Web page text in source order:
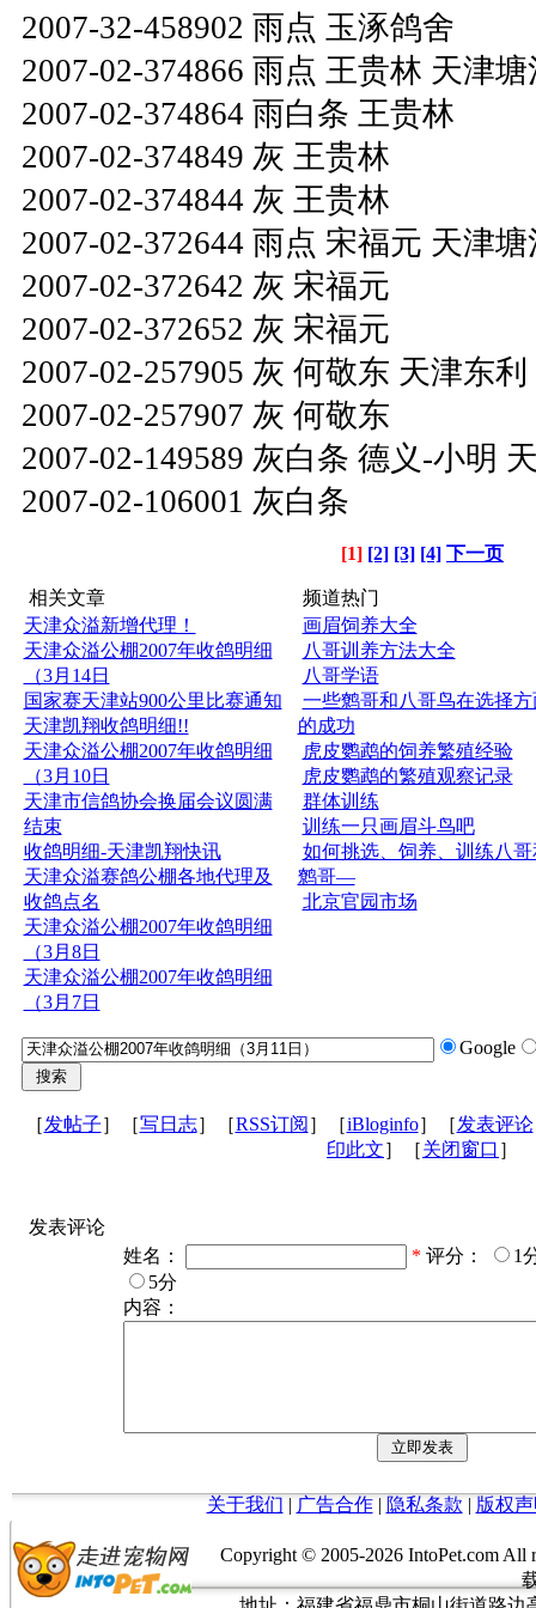
2007-32-458902 雨点 玉涿鸽舍
2007-02-374866 雨点 王贵林 天津塘
2007-02-374864 雨白条 王贵林
2007-02-374849 灰 王贵林
2007-02-374844 灰 王贵林
2007-02-372644 雨点 宋福元 天津塘
2007-02-372642 灰 宋福元
2007-02-372652 灰 宋福元
2007-02-257905 灰 何敬东 天津东利
2007-02-257907 灰 何敬东
2007-02-149589 灰白条 德义-小明
2007-02-106001 灰白条
[1] [2] [3] [4] 下一页
相关文章
天津众溢新增代理！
天津众溢公棚2007年收鸽明细
（3月14日
国家赛天津站900公里比赛通知
天津凯翔收鸽明细!!
天津众溢公棚2007年收鸽明细
（3月10日
天津市信鸽协会换届会议圆满
结束
收鸽明细-天津凯翔快讯
天津众溢赛鸽公棚各地代理及
收鸽点名
天津众溢公棚2007年收鸽明细
（3月8日
天津众溢公棚2007年收鸽明细
（3月7日
频道热门
画眉饲养大全
八哥训养方法大全
八哥学语
一些鹩哥和八哥鸟在选择方
的成功
虎皮鹦鹉的饲养繁殖经验
虎皮鹦鹉的繁殖观察记录
群体训练
训练一只画眉斗鸟吧
如何挑选、饲养、训练八哥
鹩哥—
北京官园市场
Google
［发帖子］［写日志］［RSS订阅 ］［iBloginfo］［发表评论
印此文］［关闭窗口 ］
发表评论
姓名：
* 评分：
1
5分
内容：
关于我们 | 广告合作| 隐私条款 | 版权
Copyright © 2005-2026 IntoPet.com